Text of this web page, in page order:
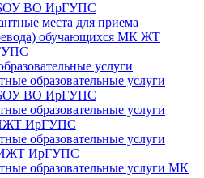
ВО ИрГУПС
места для приема
обучающихся МК ЖТ
услуги
образовательные услуги
ВО ИрГУПС
образовательные услуги
ИрГУПС
образовательные услуги
ИрГУПС
образовательные услуги МК